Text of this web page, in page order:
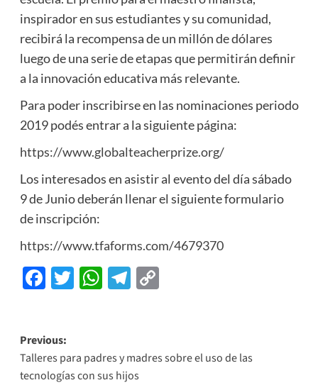
inspirador en sus estudiantes y su comunidad,
recibirá la recompensa de un millón de dólares
luego de una serie de etapas que permitirán definir
a la innovación educativa más relevante.
Para poder inscribirse en las nominaciones periodo
2019 podés entrar a la siguiente página:
https://www.globalteacherprize.org/
Los interesados en asistir al evento del día sábado
9 de Junio deberán llenar el siguiente formulario
de inscripción:
https://www.tfaforms.com/4679370
Facebook
Twitter
WhatsApp
Telegram
Copy
Previous:
Talleres para padres y madres sobre el uso de las
tecnologías con sus hijos